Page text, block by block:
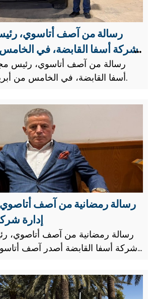
رسالة من آصف أتاسوي،
شركة أسفا القابضة، في
رسالة من آصف أتاسوي، رئيس
أسفا القابضة، في الخامس من أبريل، يوم المحامين.
رسالة رمضانية من آصف
إدارة
رسالة رمضانية من آصف أتاصوي،
شركة أسفا القابضة
بمناسبة عيد الفطر.